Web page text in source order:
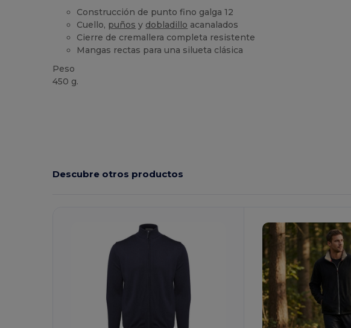
Construcción de punto fino galga 12
Cuello, puños y dobladillo acanalados
Cierre de cremallera completa resistente
Mangas rectas para una silueta clásica
Peso
450 g.
Descubre otros productos